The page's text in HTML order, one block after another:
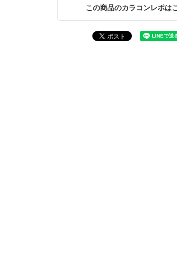
この商品のカラコンレポは